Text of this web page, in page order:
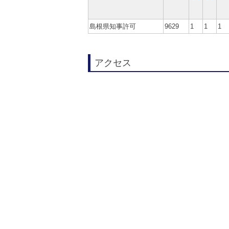
島根県知事許可 9629 1 1 1
アクセス